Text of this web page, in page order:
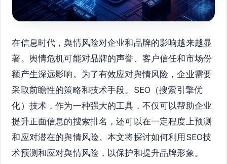
在信息时代，舆情风险对企业和品牌的影响越来越显
著。舆情危机可能对品牌的声誉、客户信任和市场份
额产生深远影响。为了有效应对舆情风险，企业需要
采取前瞻性的策略和技术手段。SEO（搜索引擎优
化）技术，作为一种强大的工具，不仅可以帮助企业
提升正面信息的搜索排名，还可以在一定程度上预测
和应对潜在的舆情风险。本文将探讨如何利用SEO技
术预测和应对舆情风险，以保护和提升品牌形象。